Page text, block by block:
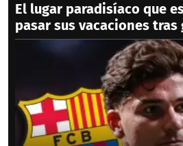
El lugar paradisíaco que
pasar sus vacaciones